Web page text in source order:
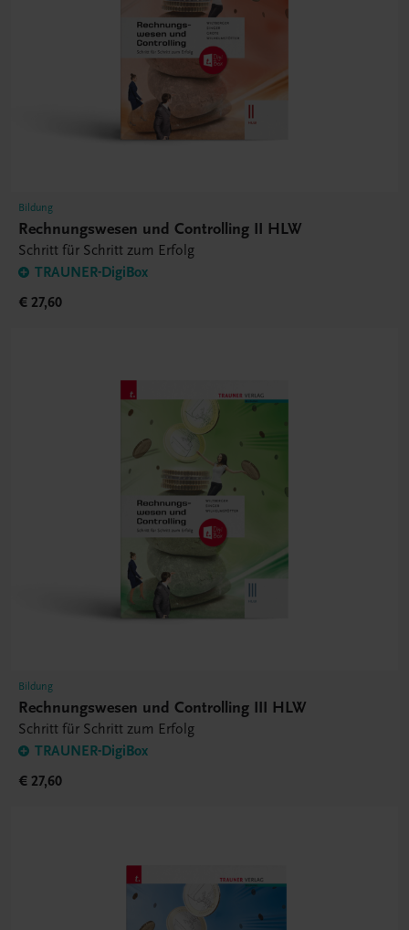
Bildung
Rechnungswesen und Controlling II HLW
Schritt für Schritt zum Erfolg
TRAUNER-DigiBox
€ 27,60
Bildung
Rechnungswesen und Controlling III HLW
Schritt für Schritt zum Erfolg
TRAUNER-DigiBox
€ 27,60